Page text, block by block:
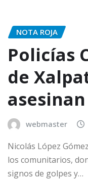
NOTA ROJA
Policías
de
webmaster
Nicolás López
los comunitarios,
signos de golpes y…